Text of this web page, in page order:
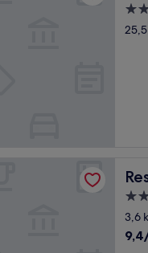
3.5-
3.0-
3,6
9.4